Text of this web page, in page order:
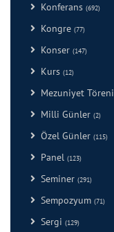
Konferans (692)
Kongre (77)
Konser (147)
Kurs (12)
Mezuniyet Töreni
Milli Günler (2)
Özel Günler (115)
Panel (123)
Seminer (291)
Sempozyum (71)
Sergi (129)